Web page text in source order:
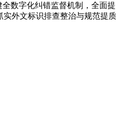
数字化纠错监督机制，全面
外文标识排查整治与规范